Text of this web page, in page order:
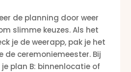
de planning door weer
slimme keuzes. Als het
je de weerapp, pak je het
de ceremoniemeester. Bij
plan B: binnenlocatie of